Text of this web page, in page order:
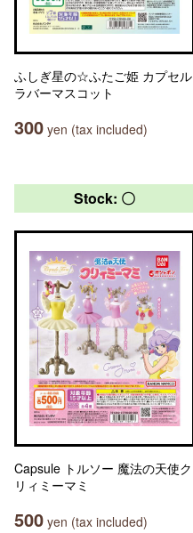
ふしぎ星の☆ふたご姫 カプセル
ラバーマスコット
300 yen (tax included)
Stock: 〇
Capsule トルソー 魔法の天使ク
リィミーマミ
500 yen (tax included)